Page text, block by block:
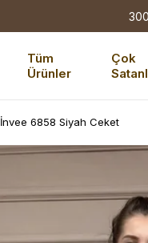
Tüm
Ürünler
Çok
İnvee 6858 Siyah Ceket